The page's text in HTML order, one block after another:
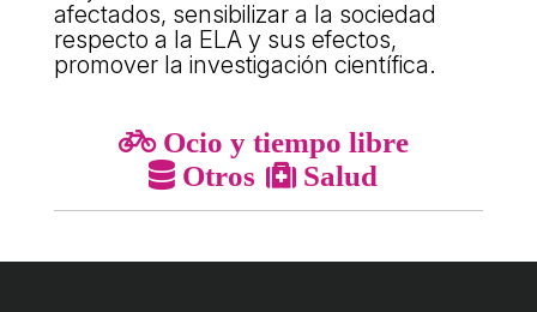
afectados, sensibilizar a la sociedad
respecto a la ELA y sus efectos,
promover la investigación científica.
Ocio y tiempo libre
Otros
Salud
Els comptes clars
Memòria d'activitats
ACTUALITAT
Notícies
Butlletins